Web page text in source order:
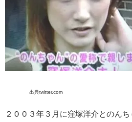
出典twitter.com
２００３年３月に窪塚洋介とのんち